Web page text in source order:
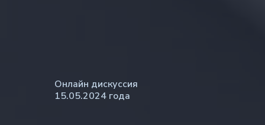
Онлайн дискуссия
15.05.2024 года